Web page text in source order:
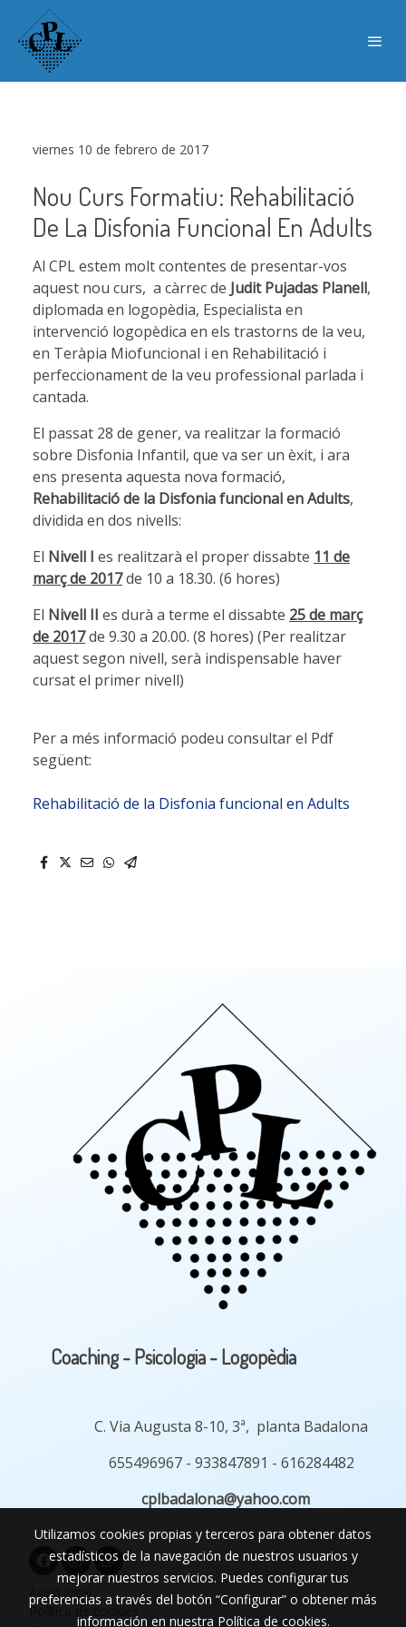
viernes 10 de febrero de 2017
Nou Curs Formatiu: Rehabilitació
De La Disfonia Funcional En Adults
Al CPL estem molt contentes de presentar-vos
aquest nou curs, a càrrec de Judit Pujadas Planell,
diplomada en logopèdia, Especialista en
intervenció logopèdica en els trastorns de la veu,
en Teràpia Miofuncional i en Rehabilitació i
perfeccionament de la veu professional parlada i
cantada.
El passat 28 de gener, va realitzar la formació
sobre Disfonia Infantil, que va ser un èxit, i ara
ens presenta aquesta nova formació,
Rehabilitació de la Disfonia funcional en Adults,
dividida en dos nivells:
El Nivell I es realitzarà el proper dissabte 11 de
març de 2017de 10 a 18.30. (6 hores)
El Nivell II es durà a terme el dissabte 25 de març
de 2017de 9.30 a 20.00. (8 hores) (Per realitzar
aquest segon nivell, serà indispensable haver
cursat el primer nivell)
Per a més informació podeu consultar el Pdf
següent:
Rehabilitació de la Disfonia funcional en Adults
Coaching - Psicologia - Logopèdia
C. Via Augusta 8-10, 3ª, planta Badalona
655496967 - 933847891 - 616284482
cplbadalona@yahoo.com
Aviso legal
Política de cookies
Utilizamos cookies propias y terceros para obtener datos
estadísticos de la navegación de nuestros usuarios y
mejorar nuestros servicios. Puedes configurar tus
preferencias a través del botón “Configurar” o obtener más
información en nuestra Política de cookies.